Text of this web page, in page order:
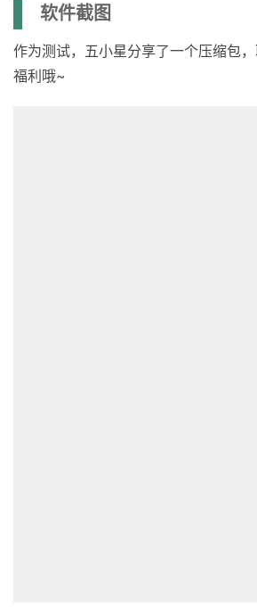
软件截图
作为测试，五小星分享了一个压缩包
福利哦~